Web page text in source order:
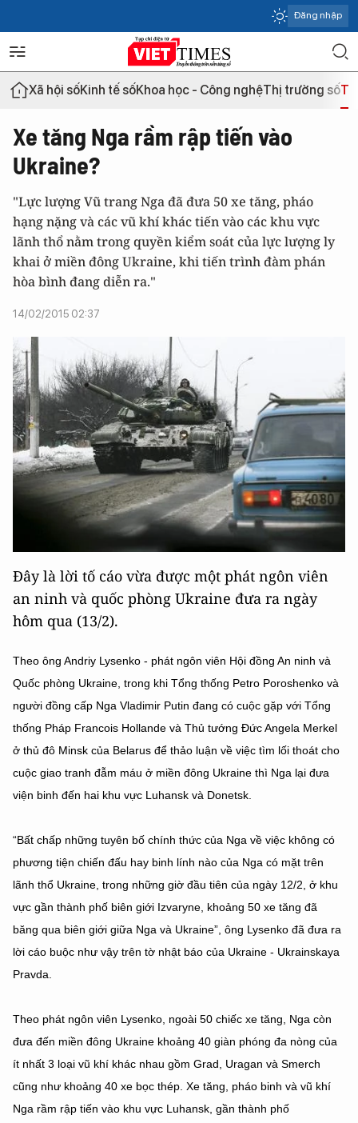
Đăng nhập
Xã hội sốKinh tế sốKhoa học - Công nghệThị trường số
Xe tăng Nga rầm rập tiến vào
Ukraine?
"Lực lượng Vũ trang Nga đã đưa 50 xe tăng, pháo
hạng nặng và các vũ khí khác tiến vào các khu vực
lãnh thổ nằm trong quyền kiểm soát của lực lượng ly
khai ở miền đông Ukraine, khi tiến trình đàm phán
hòa bình đang diễn ra."
14/02/2015 02:37
Đây là lời tố cáo vừa được một phát ngôn viên
an ninh và quốc phòng Ukraine đưa ra ngày
hôm qua (13/2).
Theo ông Andriy Lysenko - phát ngôn viên Hội đồng An ninh và
Quốc phòng Ukraine, trong khi Tổng thống Petro Poroshenko và
người đồng cấp Nga Vladimir Putin đang có cuộc gặp với Tổng
thống Pháp Francois Hollande và Thủ tướng Đức Angela Merkel
ở thủ đô Minsk của Belarus để thảo luận về việc tìm lối thoát cho
cuộc giao tranh đẫm máu ở miền đông Ukraine thì Nga lại đưa
viện binh đến hai khu vực Luhansk và Donetsk.
“Bất chấp những tuyên bố chính thức của Nga về việc không có
phương tiện chiến đấu hay binh lính nào của Nga có mặt trên
lãnh thổ Ukraine, trong những giờ đầu tiên của ngày 12/2, ở khu
vực gần thành phố biên giới Izvaryne, khoảng 50 xe tăng đã
băng qua biên giới giữa Nga và Ukraine”, ông Lysenko đã đưa ra
lời cáo buộc như vậy trên tờ nhật báo của Ukraine - Ukrainskaya
Pravda.
Theo phát ngôn viên Lysenko, ngoài 50 chiếc xe tăng, Nga còn
đưa đến miền đông Ukraine khoảng 40 giàn phóng đa nòng của
ít nhất 3 loại vũ khí khác nhau gồm Grad, Uragan và Smerch
cũng như khoảng 40 xe bọc thép. Xe tăng, pháo binh và vũ khí
Nga rầm rập tiến vào khu vực Luhansk, gần thành phố